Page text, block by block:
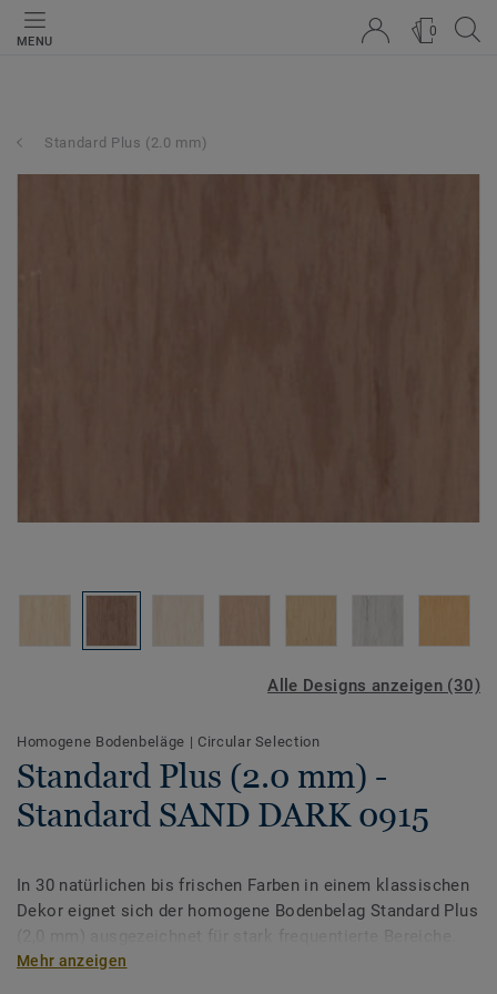
MENU
0
Standard Plus (2.0 mm)
Alle Designs anzeigen (30)
Homogene Bodenbeläge | Circular Selection
Standard Plus (2.0 mm) -
Standard SAND DARK 0915
In 30 natürlichen bis frischen Farben in einem klassischen
Dekor eignet sich der homogene Bodenbelag Standard Plus
Standard Plus ist mit der PUR-Oberflächenvergütung für
Mehr anzeigen